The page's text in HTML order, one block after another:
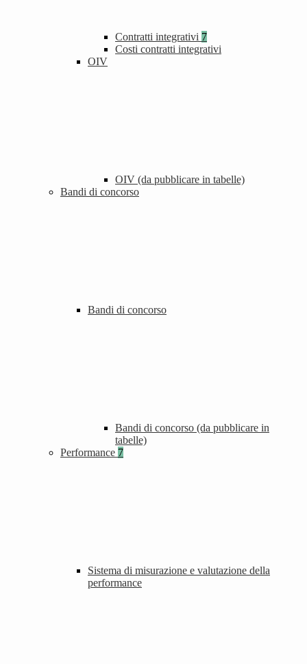
Contratti integrativi 7
Costi contratti integrativi
OIV
OIV (da pubblicare in tabelle)
Bandi di concorso
Bandi di concorso
Bandi di concorso (da pubblicare in
tabelle)
Performance 7
Sistema di misurazione e valutazione della
performance